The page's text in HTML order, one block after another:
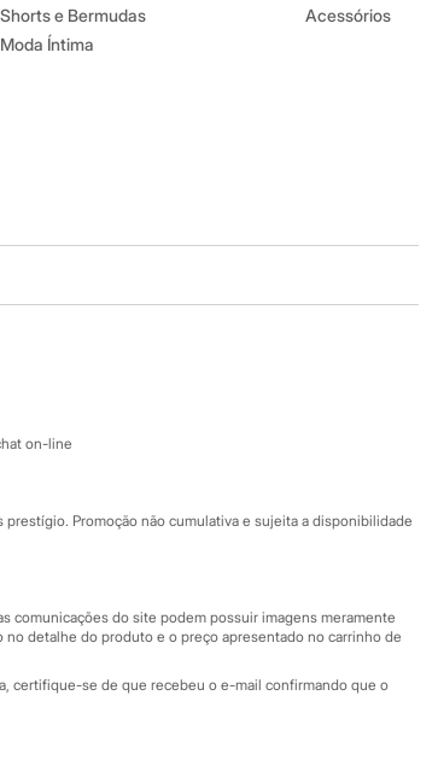
Shorts e Bermudas
Moda Íntima
Acessórios
Atendimento
Fale conosco
Central de ética
Eventos
on-line
Promoção não cumulativa e sujeita a disponibilidade
comunicações do site podem possuir imagens meramente
detalhe do produto e o preço apresentado no carrinho de
certifique-se de que recebeu o e-mail confirmando que o